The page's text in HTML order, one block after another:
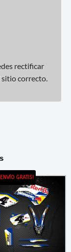
rectificar
sitio correcto.
GRATIS!